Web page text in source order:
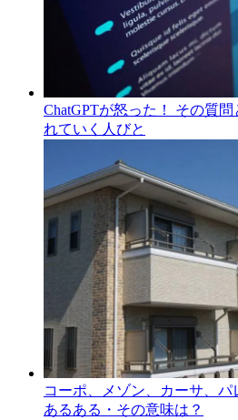
ChatGPTが怒った！ その質
れていく人びと
コーポ、メゾン、カーサ、
あるある・その意味は？